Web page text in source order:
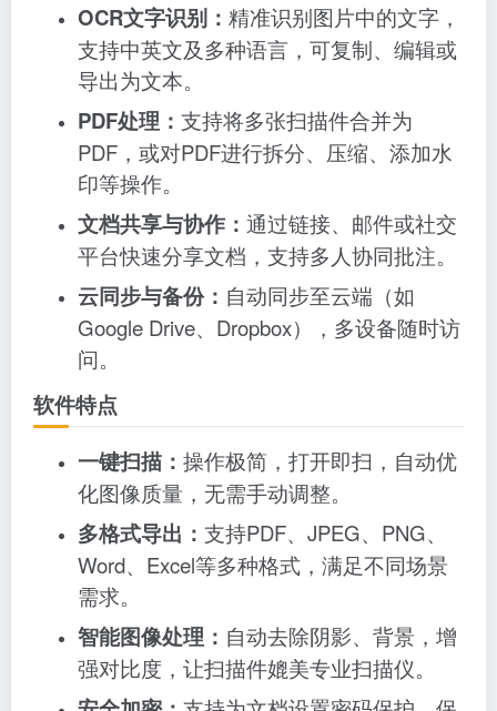
OCR文字识别： 精准识别图片中的文字，
支持中英文及多种语言，可复制、编辑或
导出为文本。
PDF处理： 支持将多张扫描件合并为
PDF，或对PDF进行拆分、压缩、添加水
印等操作。
文档共享与协作： 通过链接、邮件或社交
平台快速分享文档，支持多人协同批注。
云同步与备份： 自动同步至云端（如
Google Drive、Dropbox），多设备随时访
问。
软件特点
一键扫描： 操作极简，打开即扫，自动优
化图像质量，无需手动调整。
多格式导出： 支持PDF、JPEG、PNG、
Word、Excel等多种格式，满足不同场景
需求。
智能图像处理： 自动去除阴影、背景，增
强对比度，让扫描件媲美专业扫描仪。